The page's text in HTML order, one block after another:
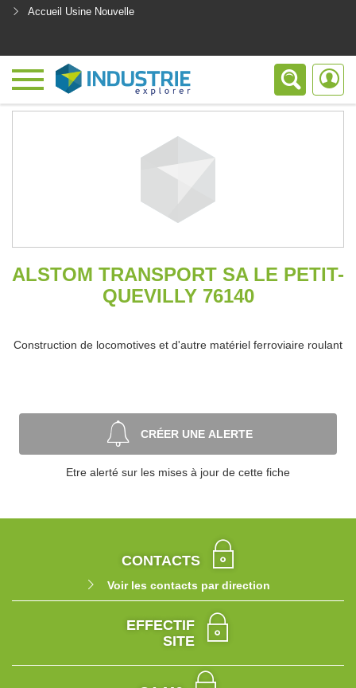
Accueil Usine Nouvelle
ALSTOM TRANSPORT SA LE PETIT-
QUEVILLY 76140
Construction de locomotives et d'autre matériel ferroviaire roulant
CRÉER UNE ALERTE
Etre alerté sur les mises à jour de cette fiche
CONTACTS
Voir les contacts par direction
EFFECTIF
SITE